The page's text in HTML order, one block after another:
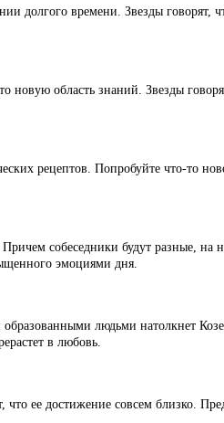
долгого времени. Звезды
область знаний. Звезды
рецептов. Попробуйте что-то
собеседники будут разные,
эмоциями дня.
людьми натолкнет
в любовь.
ее достижение совсем близко.